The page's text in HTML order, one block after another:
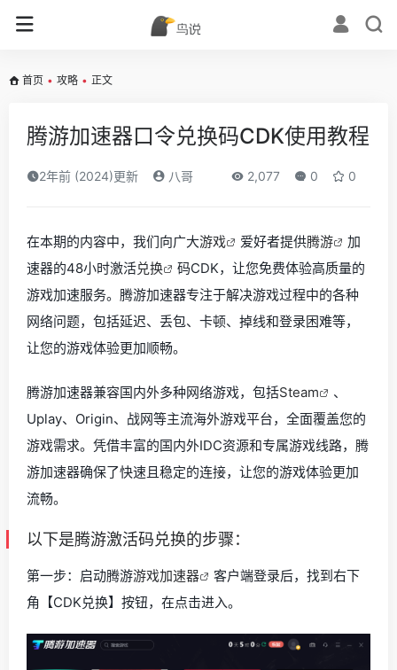
首页 • 攻略 • 正文
腾游加速器口令兑换码CDK使用教程
2年前 (2024)更新 八哥 2,077 0 0
在本期的内容中，我们向广大游戏 爱好者提供腾游
加
速器的48小时激活兑换
码CDK，让您免费体验高质量的
游戏加速服务。腾游加速器专注于解决游戏过程中的各种
网络问题，包括延迟、丢包、卡顿、掉线和登录困难等，
让您的游戏体验更加顺畅。
腾游加速器兼容国内外多种网络游戏，包括Steam
、
Uplay、Origin、战网等主流海外游戏平台，全面覆盖您的
游戏需求。凭借丰富的国内外IDC资源和专属游戏线路，腾
游加速器确保了快速且稳定的连接，让您的游戏体验更加
流畅。
以下是腾游激活码兑换的步骤：
第一步：启动腾游游戏加速器
客户端登录后，找到右下
角【CDK兑换】按钮，在点击进入。